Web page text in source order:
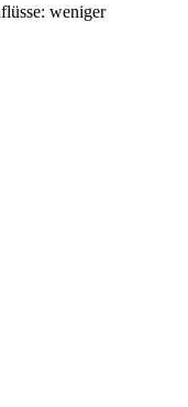
weniger